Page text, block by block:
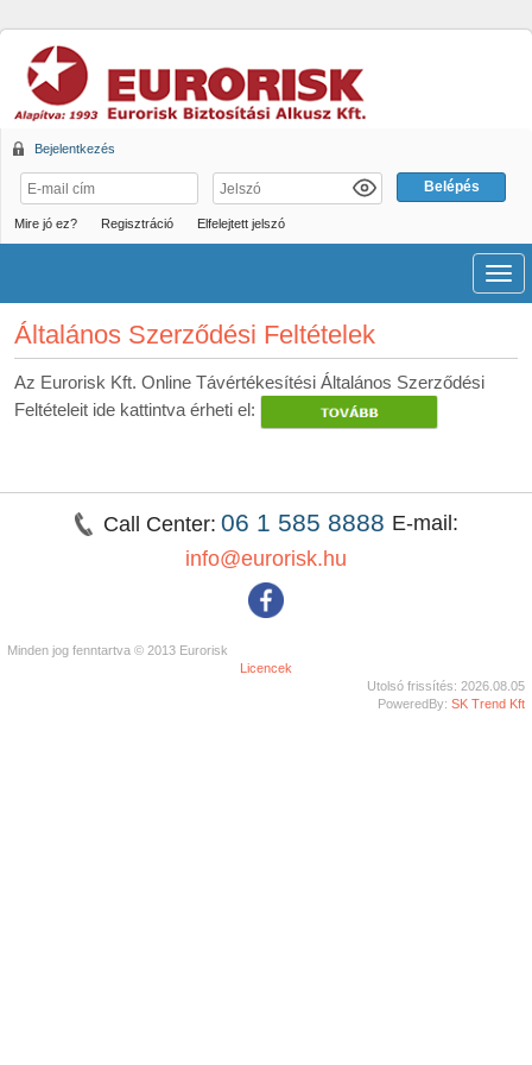
Bejelentkezés
Mire jó ez? Regisztráció Elfelejtett jelszó
Általános Szerződési Feltételek
Az Eurorisk Kft. Online Távértékesítési Általános Szerződési
Feltételeit ide kattintva érheti el:
Call Center: 06 1 585 8888 E-mail:
info@eurorisk.hu
Minden jog fenntartva © 2013 Eurorisk
Licencek
Utolsó frissítés: 2026.08.05
PoweredBy: SK Trend Kft